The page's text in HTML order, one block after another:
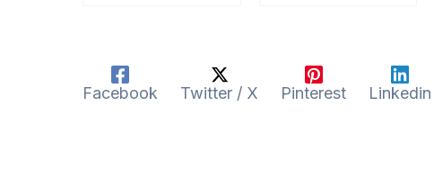
Facebook Twitter / X Pinterest Linkedin